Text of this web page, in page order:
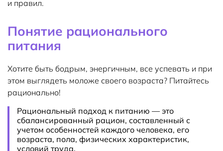
и правил.
Понятие рационального
питания
Хотите быть бодрым, энергичным, все успевать и при
этом выглядеть моложе своего возраста? Питайтесь
рационально!
Рациональный подход к питанию — это
сбалансированный рацион, составленный с
учетом особенностей каждого человека, его
возраста, пола, физических характеристик,
условий труда.